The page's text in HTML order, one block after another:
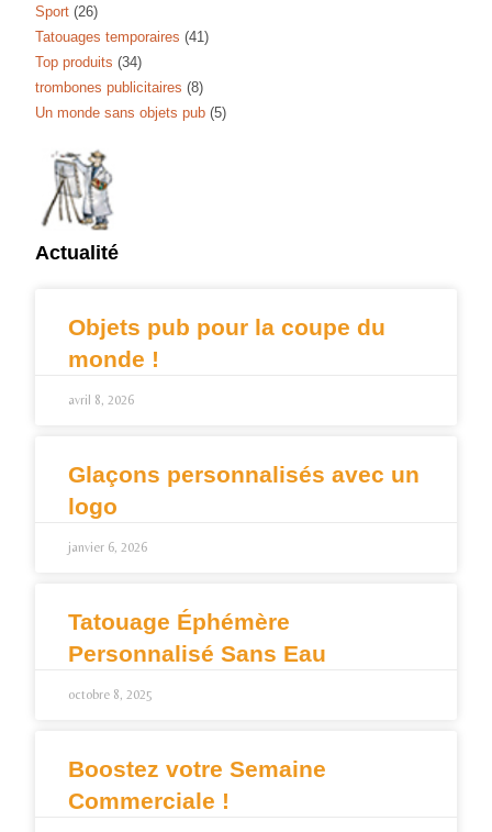
Sport (26)
Tatouages temporaires (41)
Top produits (34)
trombones publicitaires (8)
Un monde sans objets pub (5)
Actualité
Objets pub pour la coupe du
monde !
avril 8, 2026
Glaçons personnalisés avec un
logo
janvier 6, 2026
Tatouage Éphémère
Personnalisé Sans Eau
octobre 8, 2025
Boostez votre Semaine
Commerciale !